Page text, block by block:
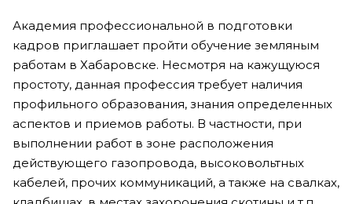
Академия профессиональной в подготовки
кадров приглашает пройти обучение земляным
работам в Хабаровске. Несмотря на кажущуюся
простоту, данная профессия требует наличия
профильного образования, знания определенных
аспектов и приемов работы. В частности, при
выполнении работ в зоне расположения
действующего газопровода, высоковольтных
кабелей, прочих коммуникаций, а также на свалках,